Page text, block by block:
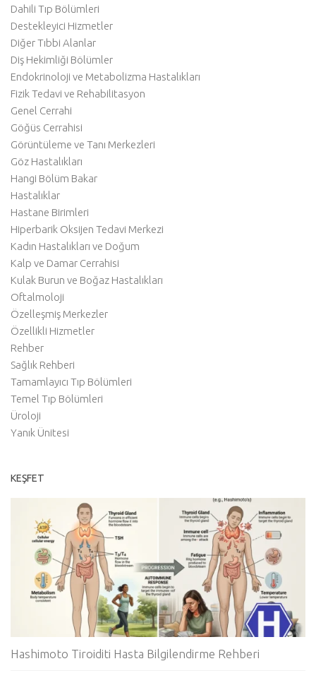
Dahili Tıp Bölümleri
Destekleyici Hizmetler
Diğer Tıbbi Alanlar
Diş Hekimliği Bölümler
Endokrinoloji ve Metabolizma Hastalıkları
Fizik Tedavi ve Rehabilitasyon
Genel Cerrahi
Göğüs Cerrahisi
Görüntüleme ve Tanı Merkezleri
Göz Hastalıkları
Hangi Bölüm Bakar
Hastalıklar
Hastane Birimleri
Hiperbarik Oksijen Tedavi Merkezi
Kadın Hastalıkları ve Doğum
Kalp ve Damar Cerrahisi
Kulak Burun ve Boğaz Hastalıkları
Oftalmoloji
Özelleşmiş Merkezler
Özellikli Hizmetler
Rehber
Sağlık Rehberi
Tamamlayıcı Tıp Bölümleri
Temel Tıp Bölümleri
Üroloji
Yanık Ünitesi
KEŞFET
Hashimoto Tiroiditi Hasta Bilgilendirme Rehberi